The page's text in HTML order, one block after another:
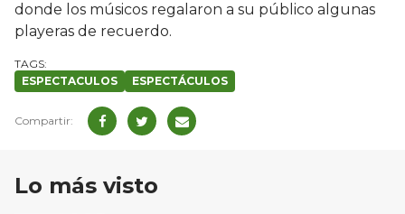
donde los músicos regalaron a su público algunas
playeras de recuerdo.
ESPECTACULOS ESPECTÁCULOS
Lo más visto